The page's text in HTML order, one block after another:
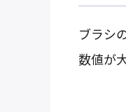
ブラシ
数値が